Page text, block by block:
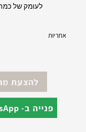
לעומק של
אחריות
💎 להצעת
💬 WhatsApp -פנייה ב